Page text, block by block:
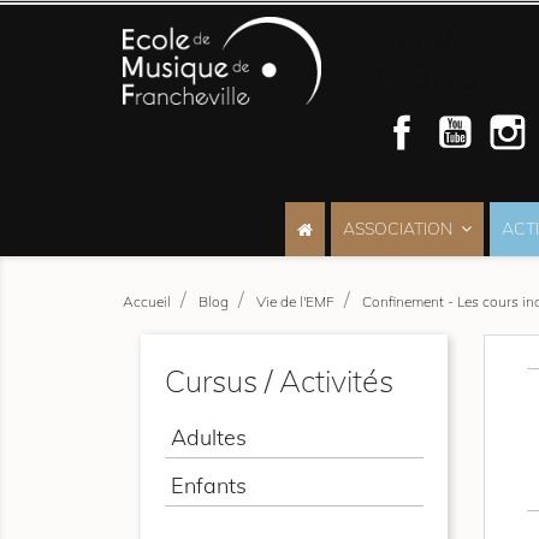
Facebook
ASSOCIATION
Accueil Blog Vie de l'EMF Confinement - Les cours
Cursus / Activités
Adultes
Enfants